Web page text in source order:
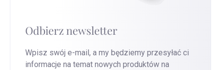
Odbierz newsletter
Wpisz swój e-mail, a my będziemy przesyłać ci
informacje na temat nowych produktów na